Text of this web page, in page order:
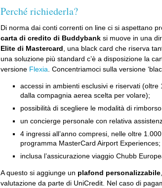
Perché richiederla?
Di norma dai conti correnti on line ci si aspettano
carta di credito di Buddybank si muove in una
Elite di Mastercard, una black card che riserva
una soluzione più standard c’è a disposizione la
versione Flexia. Concentriamoci sulla versione
accessi in ambienti esclusivi e riservati
dalla compagnia aerea scelta per volare);
possibilità di scegliere le modalità di
un concierge personale con relativa
4 ingressi all’anno compresi, nelle oltre
programma MasterCard Airport Experiences;
inclusa l’assicurazione viaggio Chubb
A questo si aggiunge un plafond personalizzabile
valutazione da parte di UniCredit. Nel caso di